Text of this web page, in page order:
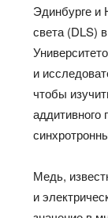
Эдинбурге и
света (DLS)
и
чтобы
аддитивного
Медь,
и